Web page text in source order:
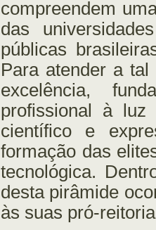
compreendem
das
públicas
Para atender a
excelência,
profissional à luz
científico e
formação das
tecnológica.
desta pirâmide
às suas pró-